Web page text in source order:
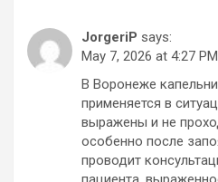
JorgeriP says:
May 7, 2026 at 4:27 PM
В Воронеже
применяется в
выражены и не
особенно после
проводит